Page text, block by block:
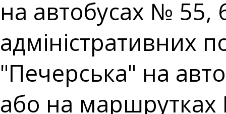
на автобусах № 55,
адміністративних
"Печерська" на
або на маршрутках